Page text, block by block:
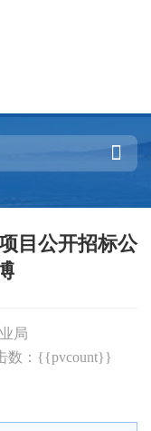

目公开招标公
局
数：{{pvcount}}